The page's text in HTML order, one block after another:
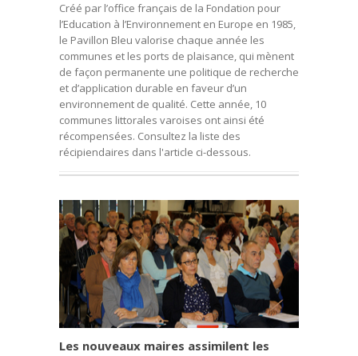
Créé par l’office français de la Fondation pour
l’Education à l’Environnement en Europe en 1985,
le Pavillon Bleu valorise chaque année les
communes et les ports de plaisance, qui mènent
de façon permanente une politique de recherche
et d’application durable en faveur d’un
environnement de qualité. Cette année, 10
communes littorales varoises ont ainsi été
récompensées. Consultez la liste des
récipiendaires dans l'article ci-dessous.
Les nouveaux maires assimilent les